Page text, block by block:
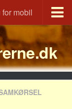
for mobil